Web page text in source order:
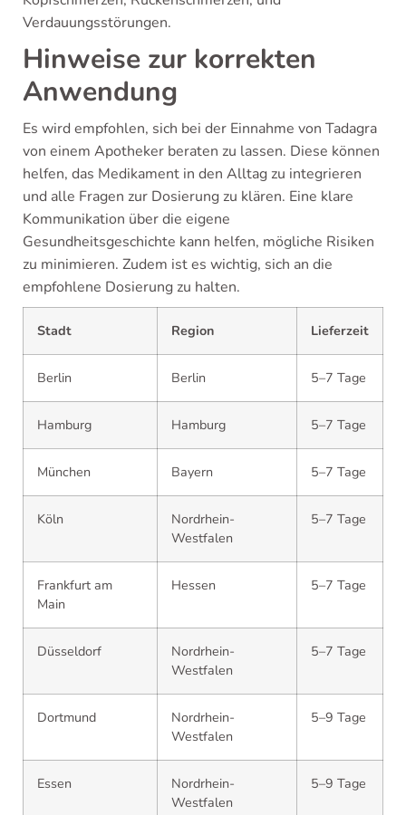
Verdauungsstörungen.
Hinweise zur korrekten
Anwendung
Es wird empfohlen, sich bei der Einnahme von Tadagra
von einem Apotheker beraten zu lassen. Diese können
helfen, das Medikament in den Alltag zu integrieren
und alle Fragen zur Dosierung zu klären. Eine klare
Kommunikation über die eigene
Gesundheitsgeschichte kann helfen, mögliche Risiken
zu minimieren. Zudem ist es wichtig, sich an die
empfohlene Dosierung zu halten.
Stadt Region Lieferzeit
Berlin Berlin 5–7 Tage
Hamburg Hamburg 5–7 Tage
München Bayern 5–7 Tage
Köln
Nordrhein-
Westfalen
5–7 Tage
Frankfurt am
Main
Hessen 5–7 Tage
Düsseldorf
Nordrhein-
Westfalen
5–7 Tage
Dortmund
Nordrhein-
Westfalen
5–9 Tage
Essen
Nordrhein-
Westfalen
5–9 Tage